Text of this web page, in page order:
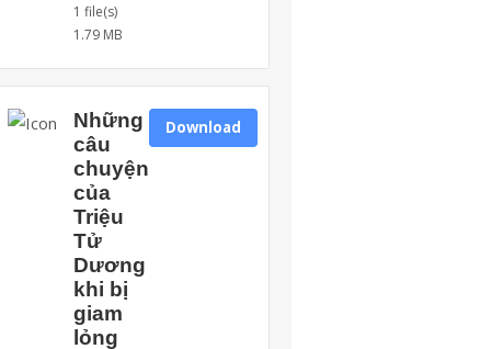
1 file(s)
1.79 MB
Những
câu
chuyện
của
Triệu
Tử
Dương
khi bị
giam
lỏng
Download